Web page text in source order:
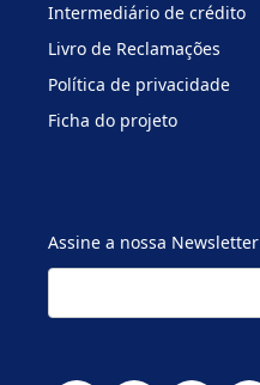
Intermediário de crédito
Livro de Reclamações
Política de privacidade
Ficha do projeto
Assine a nossa Newsletter